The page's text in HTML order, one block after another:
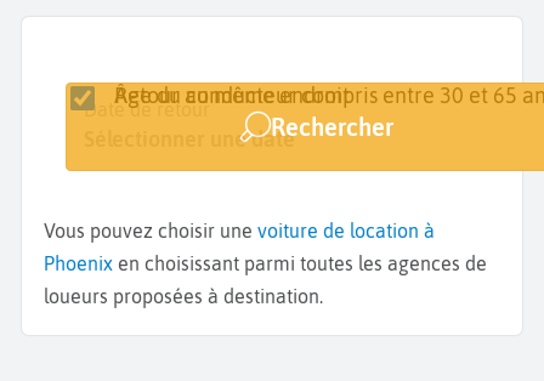
Lieu de retrait
Date de retrait
Sélectionner une date
Date de retour
Sélectionner une date
Retour au même endroit
Âge du conducteur compris entre 30 et 65
Rechercher
Vous pouvez choisir une voiture de location à
Phoenix en choisissant parmi toutes les agences de
loueurs proposées à destination.